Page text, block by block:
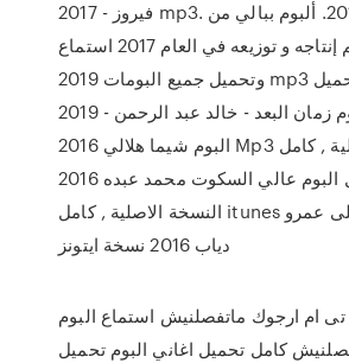
فيروز - 2017 mp3. ألبوم ببالي 2017. ألبوم ببالي من
ألبومات فيروز تم إنتاجه و توزيعه في العام 2017 استماع
وتحميل جميع البومات 2019 mp3 تحميل مباشر تحميل
البوم زمان البعد - خالد عبد الرحمن - 2019 mp3 تحميل
البوم شيما هلالي 2016 Mp3 النسخة الاصلية , كامل
تحميل البوم عالي السكوت محمد عبده 2016 Mp3
النسخة الاصلية , كامل itunes البوم احلى وأحلى عمرو
دياب 2016 نسخة ايتونز
تى ام ارجوك ماتفصلنيش استماع البوم
كامل تحميل اغاني البوم تحميل